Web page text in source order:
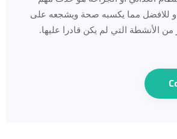
و للافضل مما يكسبه صحة ويشجعه على
من الأنشطة التي لم يكن قادرا عليها.